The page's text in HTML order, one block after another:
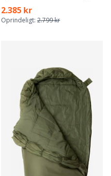
2.385 kr
Oprindeligt: 2.799 kr